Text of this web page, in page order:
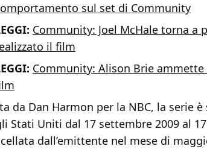
sul set di Community
Community: Joel McHale torna a
il film
Community: Alison Brie
da Dan Harmon per la NBC, la serie
Stati Uniti dal 17 settembre 2009 al
dall’emittente nel mese di